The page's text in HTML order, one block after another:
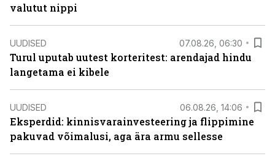
valutut nippi
UUDISED 07.08.26, 06:30
Turul uputab uutest korteritest: arendajad hindu
langetama ei kibele
UUDISED 06.08.26, 14:06
Eksperdid: kinnisvarainvesteering ja flippimine
pakuvad võimalusi, aga ära armu sellesse